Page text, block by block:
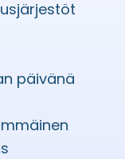
päivänä